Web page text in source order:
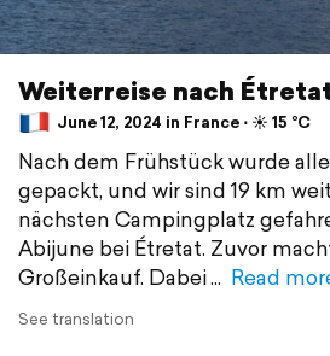
Weiterreise nach
June 12, 2024 in France ⋅ ☀️ 15 °C
Nach dem Frühstück wurde
gepackt, und wir sind 19 km
nächsten Campingplatz
Abijune bei Étretat. Zuvor
Großeinkauf. Dabei
Read
See translation